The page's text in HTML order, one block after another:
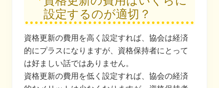
設定するのが適切？
資格更新の費用を高く設定すれば、協会は経済
的にプラスになりますが、資格保持者にとって
は好ましい話ではありません。
資格更新の費用を低く設定すれば、協会の経済